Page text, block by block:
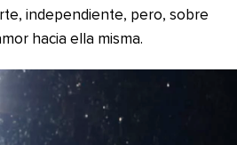
independiente, pero, sobre
hacia ella misma.